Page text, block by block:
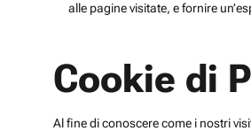
alle pagine visitate, e fornire
Cookie di
Al fine di conoscere come i nostri